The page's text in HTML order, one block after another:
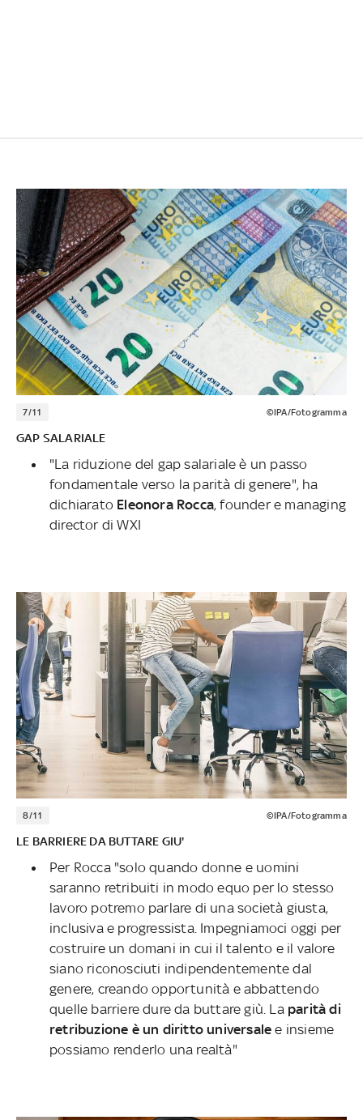
7/11 ©IPA/Fotogramma
GAP SALARIALE
"La riduzione del gap salariale è un passo
fondamentale verso la parità di genere", ha
dichiarato Eleonora Rocca, founder e managing
director di WXI
8/11 ©IPA/Fotogramma
LE BARRIERE DA BUTTARE GIU'
Per Rocca "solo quando donne e uomini
saranno retribuiti in modo equo per lo stesso
lavoro potremo parlare di una società giusta,
inclusiva e progressista. Impegniamoci oggi per
costruire un domani in cui il talento e il valore
siano riconosciuti indipendentemente dal
genere, creando opportunità e abbattendo
quelle barriere dure da buttare giù. La parità di
retribuzione è un diritto universale e insieme
possiamo renderlo una realtà"